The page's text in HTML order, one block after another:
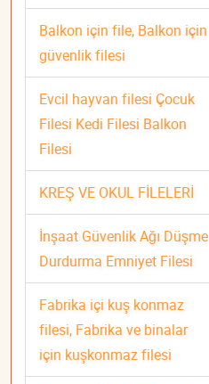
Balkon için file, Balkon için
güvenlik filesi
Evcil hayvan filesi Çocuk
Filesi Kedi Filesi Balkon
Filesi
KREŞ VE OKUL FİLELERİ
İnşaat Güvenlik Ağı Düşme
Durdurma Emniyet Filesi
Fabrika içi kuş konmaz
filesi, Fabrika ve binalar
için kuşkonmaz filesi